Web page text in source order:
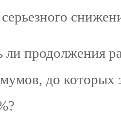
ли продолжения
до которых